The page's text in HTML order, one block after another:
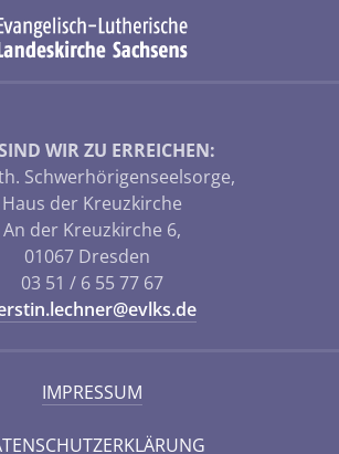
WIR ZU ERREICHEN:
Schwerhörigenseelsorge,
Haus der Kreuzkirche
An der Kreuzkirche 6,
01067 Dresden
03 51 / 6 55 77 67
IMPRESSUM